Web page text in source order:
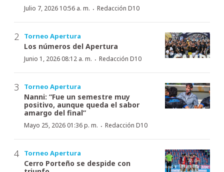
Julio 7, 2026 10:56 a. m. · Redacción D10
Torneo Apertura
Los números del Apertura
Junio 1, 2026 08:12 a. m. · Redacción D10
Torneo Apertura
Nanni: “Fue un semestre muy
positivo, aunque queda el sabor
amargo del final”
Mayo 25, 2026 01:36 p. m. · Redacción D10
Torneo Apertura
Cerro Porteño se despide con